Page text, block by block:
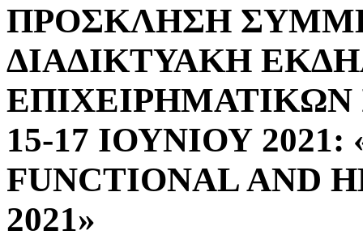
ΠΡΟΣΚΛΗΣΗ
ΔΙΑΔΙΚΤΥΑΚΗ
15-17 ΙΟΥΝΙΟΥ 2021:
FUNCTIONAL AND
2021»